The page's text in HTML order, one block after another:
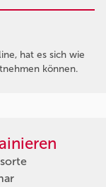
hat es sich wie
können.